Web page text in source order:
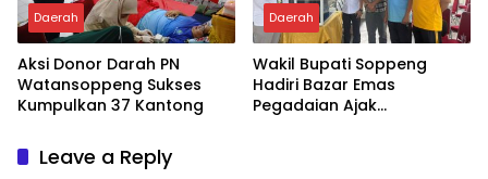
Daerah
Aksi Donor Darah PN
Watansoppeng Sukses
Kumpulkan 37 Kantong
Daerah
Wakil Bupati Soppeng
Hadiri Bazar Emas
Pegadaian Ajak
Leave a Reply